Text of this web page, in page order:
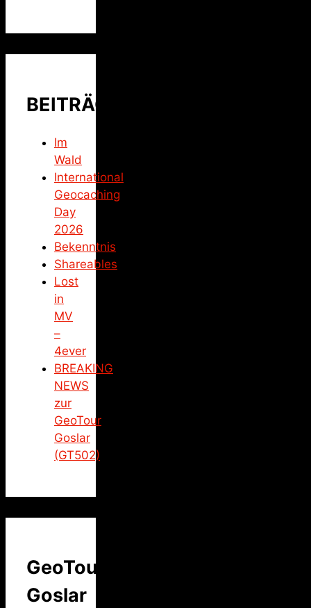
BEITRÄGE
Im
Wald
International
Geocaching
Day
2026
Bekenntnis
Shareables
Lost
in
MV
–
4ever
BREAKING
NEWS
zur
GeoTour
Goslar
(GT502)
GeoTour
Goslar